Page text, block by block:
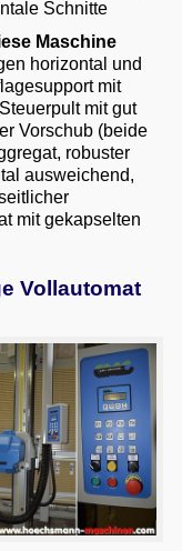
Schnitte
Maschine
horizontal und
mit
mit gut
Vorschub (beide
robuster
ausweichend,
mit gekapselten
Vollautomat